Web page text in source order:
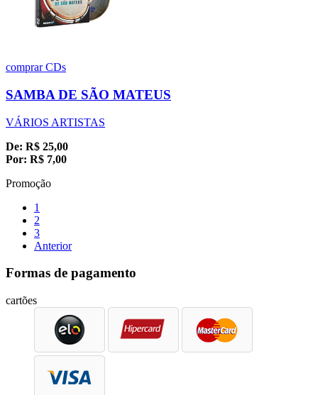
comprarCDs
SAMBA DE SÃO MATEUS
VÁRIOS ARTISTAS
De: R$ 25,00
Por: R$ 7,00
Promoção
1
2
3
Anterior
Formas de pagamento
cartões